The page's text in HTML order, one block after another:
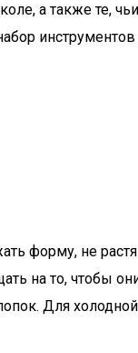
а также те,
форму, не
на то, чтобы
Для